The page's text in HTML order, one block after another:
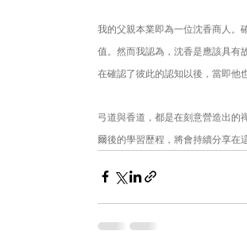
我的父親本業即為一位沈香商人。
值。然而我認為，沈香是應該具有
在確認了彼此的認知以後，當即他
弓道與香道，都是在刻意營造出的
爾後的學習歷程，將會持續分享在